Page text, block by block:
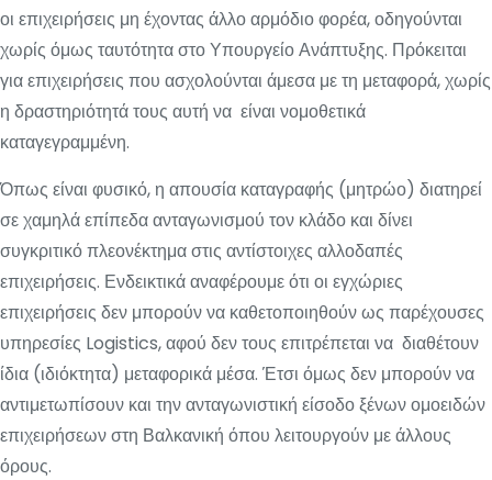
οι επιχειρήσεις μη έχοντας άλλο αρμόδιο φορέα, οδηγούνται
χωρίς όμως ταυτότητα στο Υπουργείο Ανάπτυξης. Πρόκειται
για επιχειρήσεις που ασχολούνται άμεσα με τη μεταφορά, χωρίς
η δραστηριότητά τους αυτή να είναι νομοθετικά
καταγεγραμμένη.
Όπως είναι φυσικό, η απουσία καταγραφής (μητρώο) διατηρεί
σε χαμηλά επίπεδα ανταγωνισμού τον κλάδο και δίνει
συγκριτικό πλεονέκτημα στις αντίστοιχες αλλοδαπές
επιχειρήσεις. Ενδεικτικά αναφέρουμε ότι οι εγχώριες
επιχειρήσεις δεν μπορούν να καθετοποιηθούν ως παρέχουσες
υπηρεσίες Logistics, αφού δεν τους επιτρέπεται να διαθέτουν
ίδια (ιδιόκτητα) μεταφορικά μέσα. Έτσι όμως δεν μπορούν να
αντιμετωπίσουν και την ανταγωνιστική είσοδο ξένων ομοειδών
επιχειρήσεων στη Βαλκανική όπου λειτουργούν με άλλους
όρους.